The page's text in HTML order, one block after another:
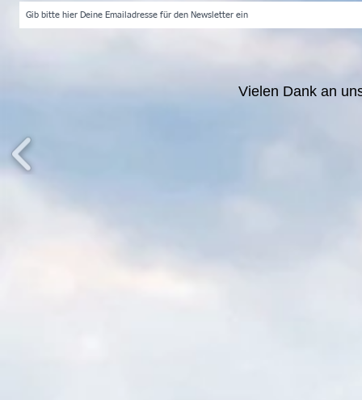
Vielen Dank an